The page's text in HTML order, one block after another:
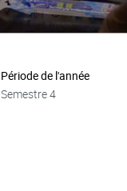
Période de l'année
Semestre 4